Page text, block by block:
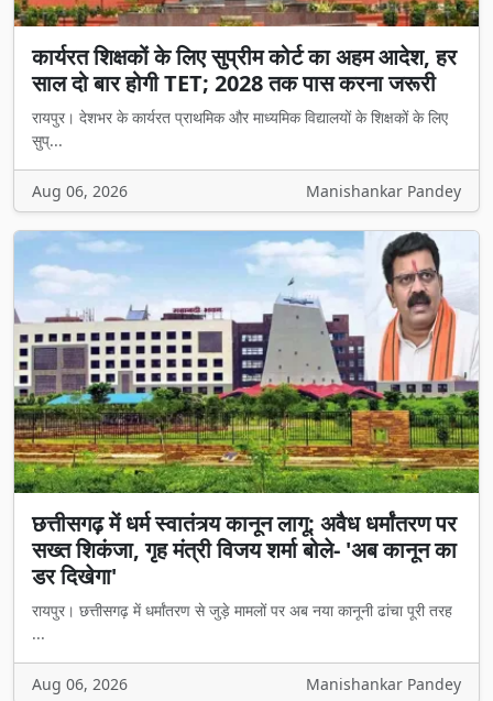
कार्यरत शिक्षकों के लिए सुप्रीम कोर्ट का अहम आदेश, हर
साल दो बार होगी TET; 2028 तक पास करना जरूरी
रायपुर। देशभर के कार्यरत प्राथमिक और माध्यमिक विद्यालयों के शिक्षकों के लिए
सुप्...
Aug 06, 2026 Manishankar Pandey
छत्तीसगढ़ में धर्म स्वातंत्र्य कानून लागू: अवैध धर्मांतरण पर
सख्त शिकंजा, गृह मंत्री विजय शर्मा बोले- 'अब कानून का
डर दिखेगा'
रायपुर। छत्तीसगढ़ में धर्मांतरण से जुड़े मामलों पर अब नया कानूनी ढांचा पूरी तरह
...
Aug 06, 2026 Manishankar Pandey